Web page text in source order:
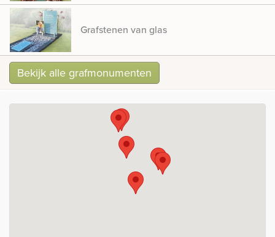
Grafstenen van glas
Bekijk alle grafmonumenten